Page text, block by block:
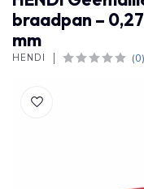
braadpan –
mm
HENDI (0)